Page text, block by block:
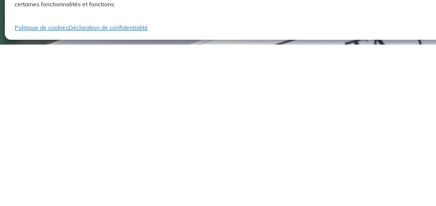
certaines fonctionnalités et fonctions.
Politique de cookiesDéclaration de confidentialité